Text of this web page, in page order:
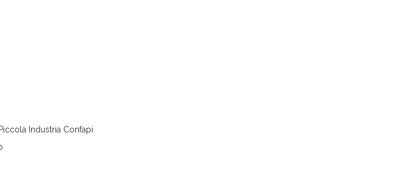
Industria Confapi